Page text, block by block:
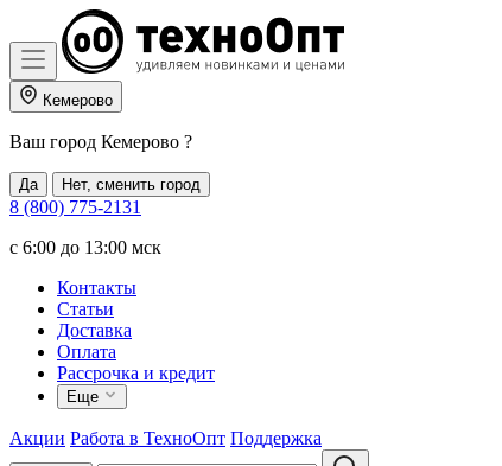
Кемерово
Ваш город Кемерово ?
Да Нет, сменить город
8 (800) 775-2131
c 6:00 до 13:00 мск
Контакты
Статьи
Доставка
Оплата
Рассрочка и кредит
Еще
Акции Работа в ТехноОпт Поддержка